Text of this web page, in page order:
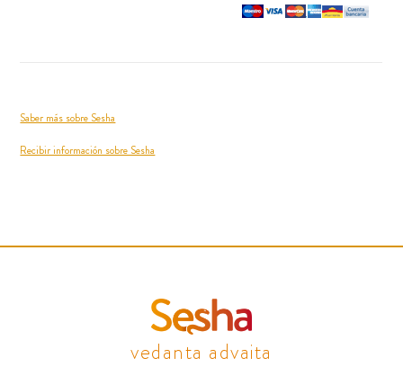
Saber más sobre Sesha
Recibir información sobre Sesha
vedanta advaita